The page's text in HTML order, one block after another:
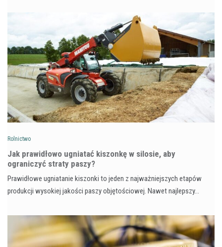
Rolnictwo
Jak prawidłowo ugniatać kiszonkę w silosie, aby
ograniczyć straty paszy?
Prawidłowe ugniatanie kiszonki to jeden z najważniejszych etapów
produkcji wysokiej jakości paszy objętościowej. Nawet najlepszy…